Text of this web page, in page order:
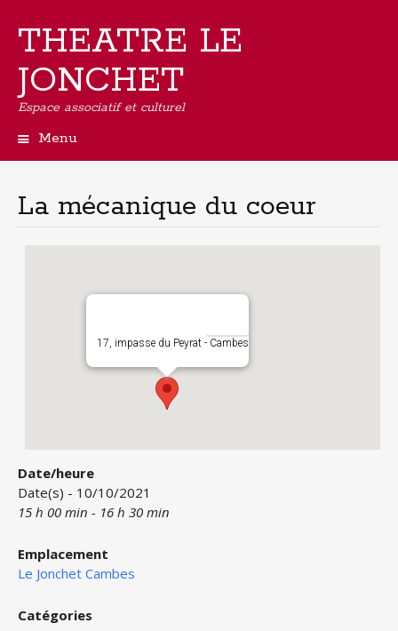
THEATRE LE
JONCHET
Espace associatif et culturel
Menu
principal
La mécanique du coeur
17, impasse du Peyrat - Cambes
Date/heure
Date(s) - 10/10/2021
15 h 00 min - 16 h 30 min
Emplacement
Le Jonchet Cambes
Catégories